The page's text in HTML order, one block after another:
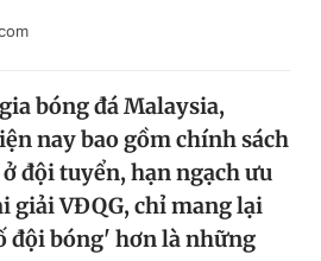
Magazine
Bạn cần biết
bóng đá Malaysia,
nay bao gồm chính sách
đội tuyển, hạn ngạch ưu
giải VĐQG, chỉ mang lại
đội bóng' hơn là những